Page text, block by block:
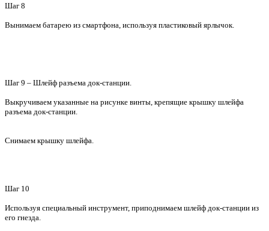
Шаг 8
Вынимаем батарею из смартфона, используя пластиковый ярлычок.
Шаг 9 – Шлейф разъема док-станции.
Выкручиваем указанные на рисунке винты, крепящие крышку шлейфа
разъема док-станции.
Снимаем крышку шлейфа.
Шаг 10
Используя специальный инструмент, приподнимаем шлейф док-станции из
его гнезда.